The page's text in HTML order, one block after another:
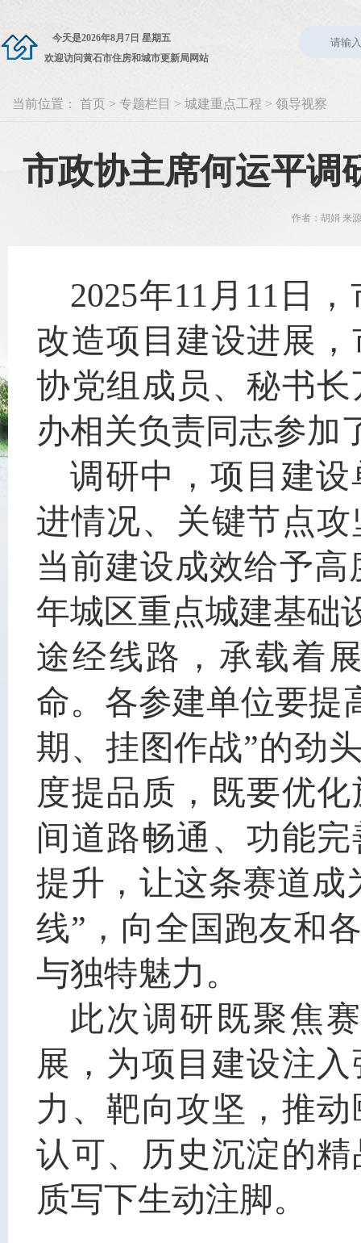
今天是2026年8月7日 星期五
欢迎访问黄石市住房和城市更新局网站
当前位置： 首页 > 专题栏目 > 城建重点工程 > 领导视察
市政协主席何运平调
作者：胡娟 来
2025年11月11日
改造项目建设进展
协党组成员、秘书
办相关负责同志参加
调研中，项目建
进情况、关键节点
当前建设成效给予
年城区重点城建基础
途经线路，承载着
命。各参建单位要提
期、挂图作战”的劲
度提品质，既要优
间道路畅通、功能
提升，让这条赛道成
线”，向全国跑友和
与独特魅力。
此次调研既聚焦
展，为项目建设注
力、靶向攻坚，推
认可、历史沉淀的
质写下生动注脚。